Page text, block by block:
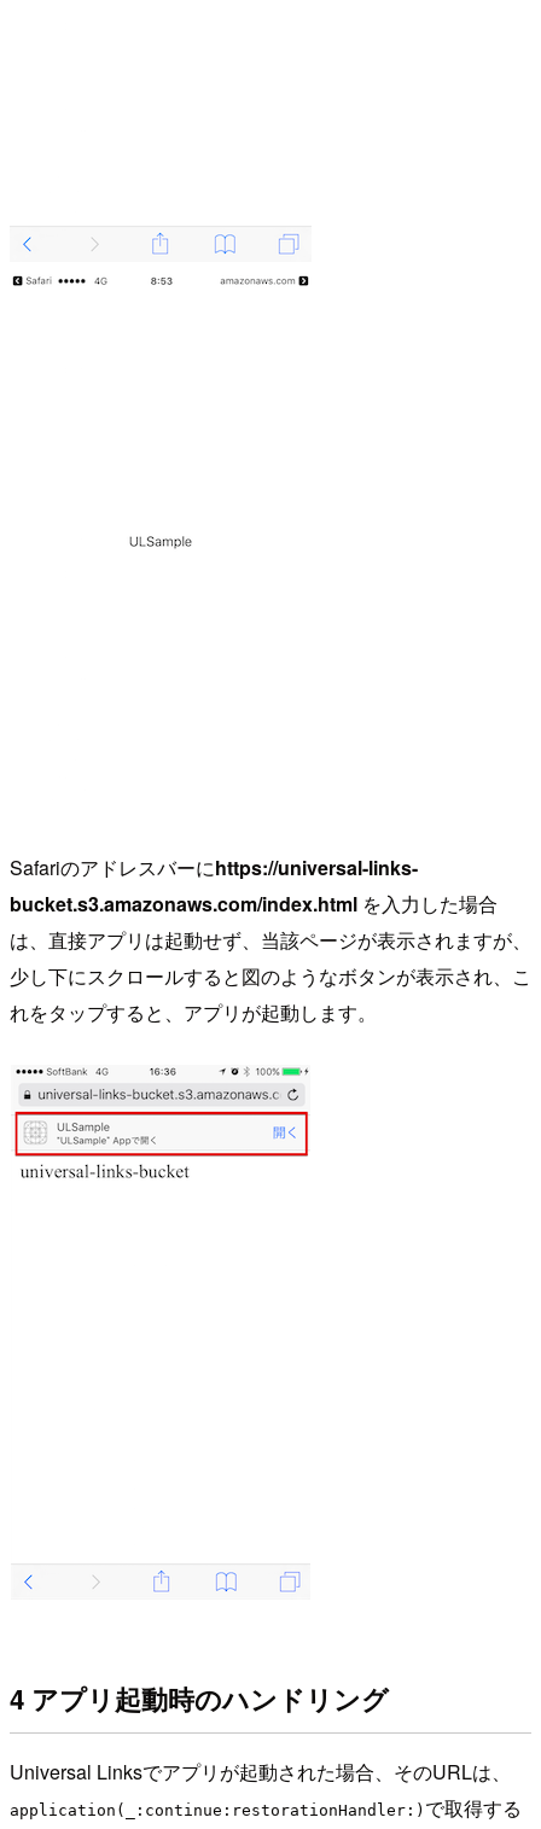
Safariのアドレスバーにhttps://universal-links-
bucket.s3.amazonaws.com/index.html を入力した場合
は、直接アプリは起動せず、当該ページが表示されますが、
少し下にスクロールすると図のようなボタンが表示され、こ
れをタップすると、アプリが起動します。
4 アプリ起動時のハンドリング
Universal Linksでアプリが起動された場合、そのURLは、
application(_:continue:restorationHandler:) で取得する